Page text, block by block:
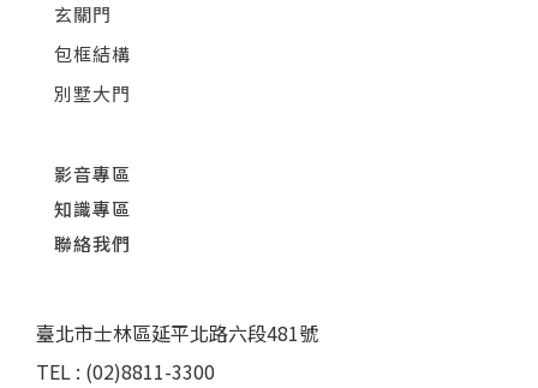
玄關門
包框結構
別墅大門
影音專區
知識專區
聯絡我們
臺北市士林區延平北路六段481號
TEL : (02)8811-3300